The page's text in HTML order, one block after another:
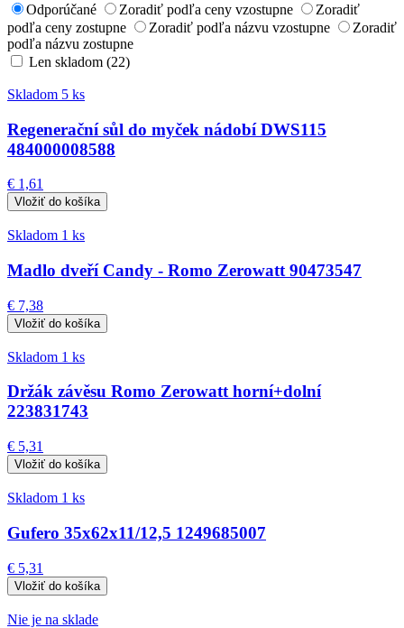
Odporúčané
Zoradiť podľa ceny vzostupne
Zoradiť
podľa ceny zostupne
Zoradiť podľa názvu vzostupne
Zoradiť
podľa názvu zostupne
Len skladom (22)
Skladom 5 ks
Regenerační sůl do myček nádobí DWS115
484000008588
€ 1,61
Skladom 1 ks
Madlo dveří Candy - Romo Zerowatt 90473547
€ 7,38
Skladom 1 ks
Držák závěsu Romo Zerowatt horní+dolní
223831743
€ 5,31
Skladom 1 ks
Gufero 35x62x11/12,5 1249685007
€ 5,31
Nie je na sklade